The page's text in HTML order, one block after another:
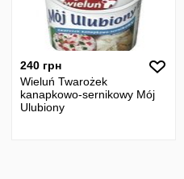
240 грн
Wieluń Twarożek
kanapkowo-sernikowy Mój
Ulubiony